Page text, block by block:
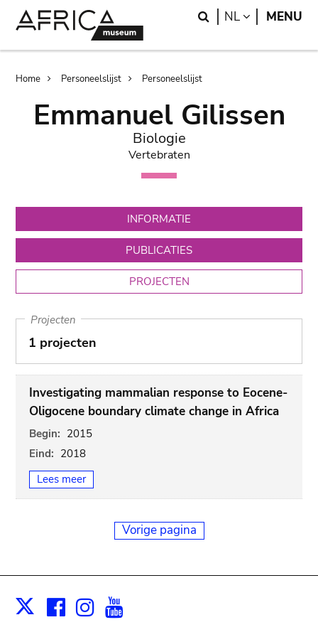
Search
NL LANGUAGE
MENU
Breadcrumb
Home Personeelslijst Personeelslijst
Emmanuel Gilissen
Biologie
Vertebraten
INFORMATIE
PUBLICATIES
PROJECTEN
Projecten
1 projecten
Investigating mammalian response to Eocene-
Oligocene boundary climate change in Africa
Begin: 2015
Eind: 2018
Lees meer
Vorige pagina
X Facebook
Instagram